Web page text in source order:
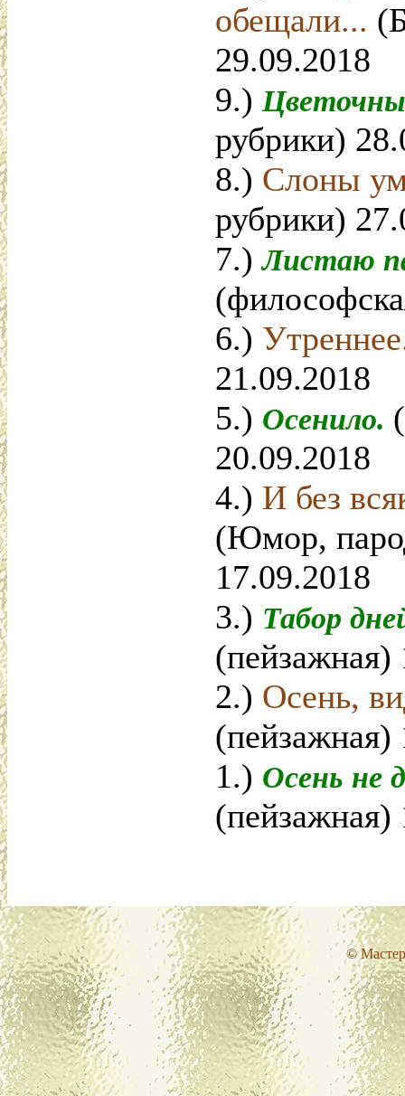
обещали...
29.09.2018
9.)
рубрики)
8.) Слоны
рубрики)
7.)Листаю
6.)
21.09.2018
5.) Осенило.
20.09.2018
4.) И без
(Юмор,
17.09.2018
3.) Табор
(пейзажная)
2.) Осень,
(пейзажная)
1.) Осень не
(пейзажная)
©